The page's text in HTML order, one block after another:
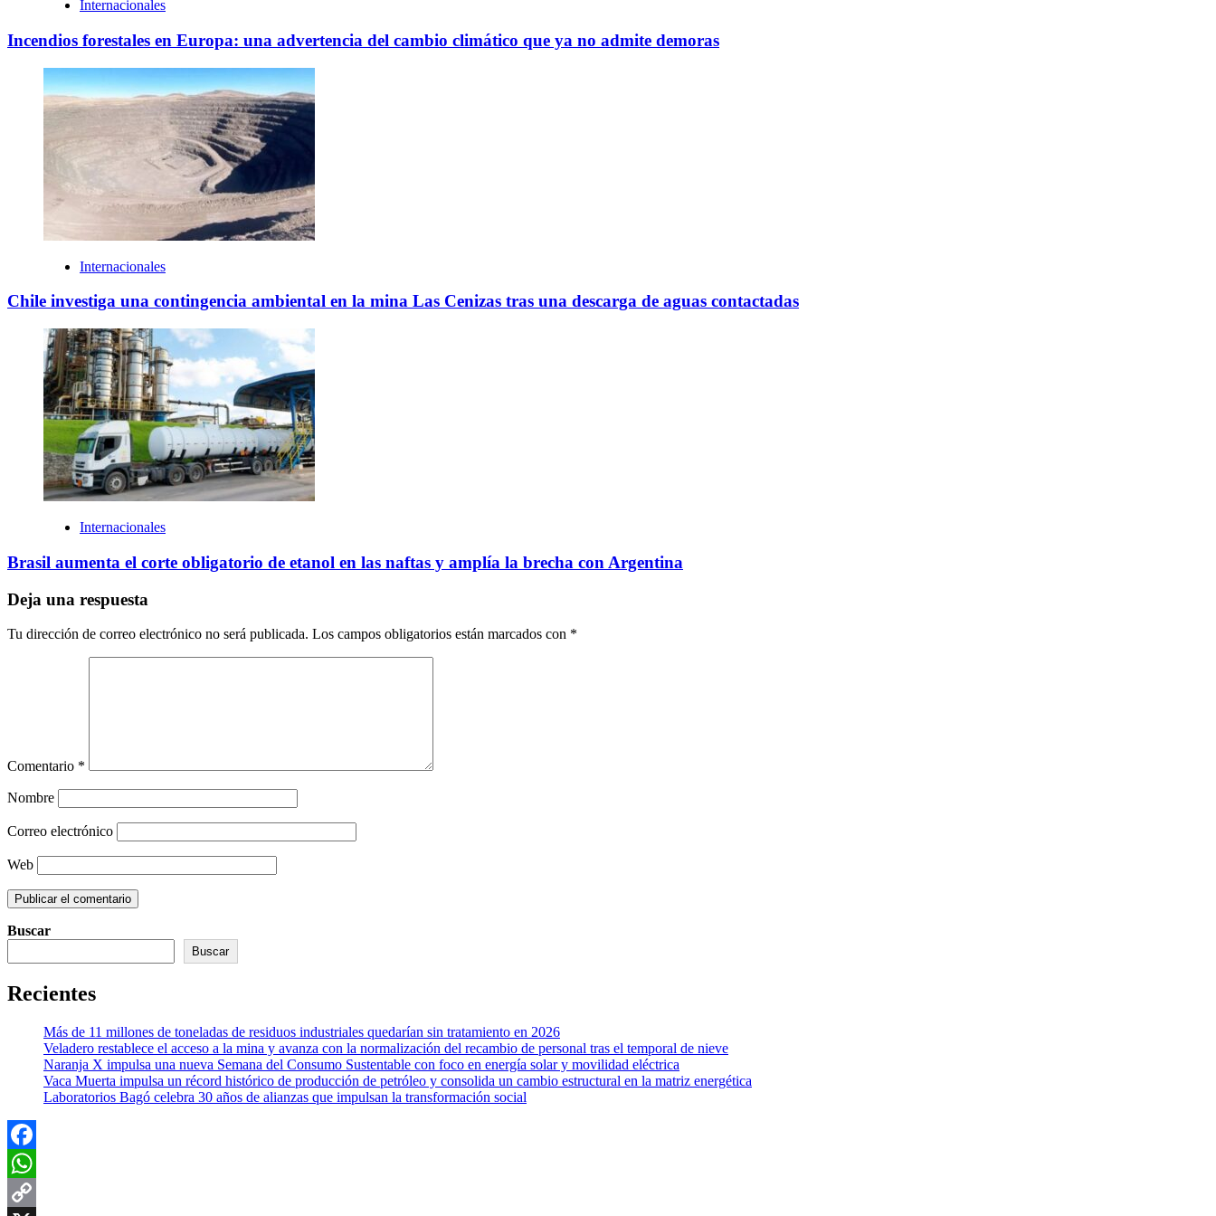
Internacionales
Incendios forestales en Europa: una advertencia del cambio climático que ya no admite demoras
Internacionales
Chile investiga una contingencia ambiental en la mina Las Cenizas tras una descarga de aguas contactadas
Internacionales
Brasil aumenta el corte obligatorio de etanol en las naftas y amplía la brecha con Argentina
Deja una respuesta
Tu dirección de correo electrónico no será publicada. Los campos obligatorios están marcados con *
Comentario *
Nombre
Correo electrónico
Web
Buscar
Buscar
Recientes
Más de 11 millones de toneladas de residuos industriales quedarían sin tratamiento en 2026
Veladero restablece el acceso a la mina y avanza con la normalización del recambio de personal tras el temporal de nieve
Naranja X impulsa una nueva Semana del Consumo Sustentable con foco en energía solar y movilidad eléctrica
Vaca Muerta impulsa un récord histórico de producción de petróleo y consolida un cambio estructural en la matriz energética
Laboratorios Bagó celebra 30 años de alianzas que impulsan la transformación social
Facebook
WhatsApp